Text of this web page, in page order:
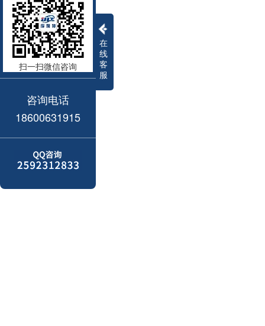
在
线
客
服
扫一扫微信咨询
咨询电话
18600631915